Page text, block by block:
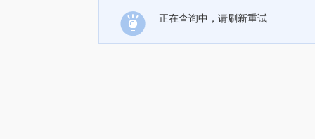
正在查询中，请刷新重试